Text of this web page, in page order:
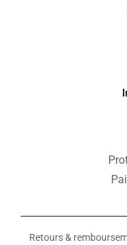
Retours &